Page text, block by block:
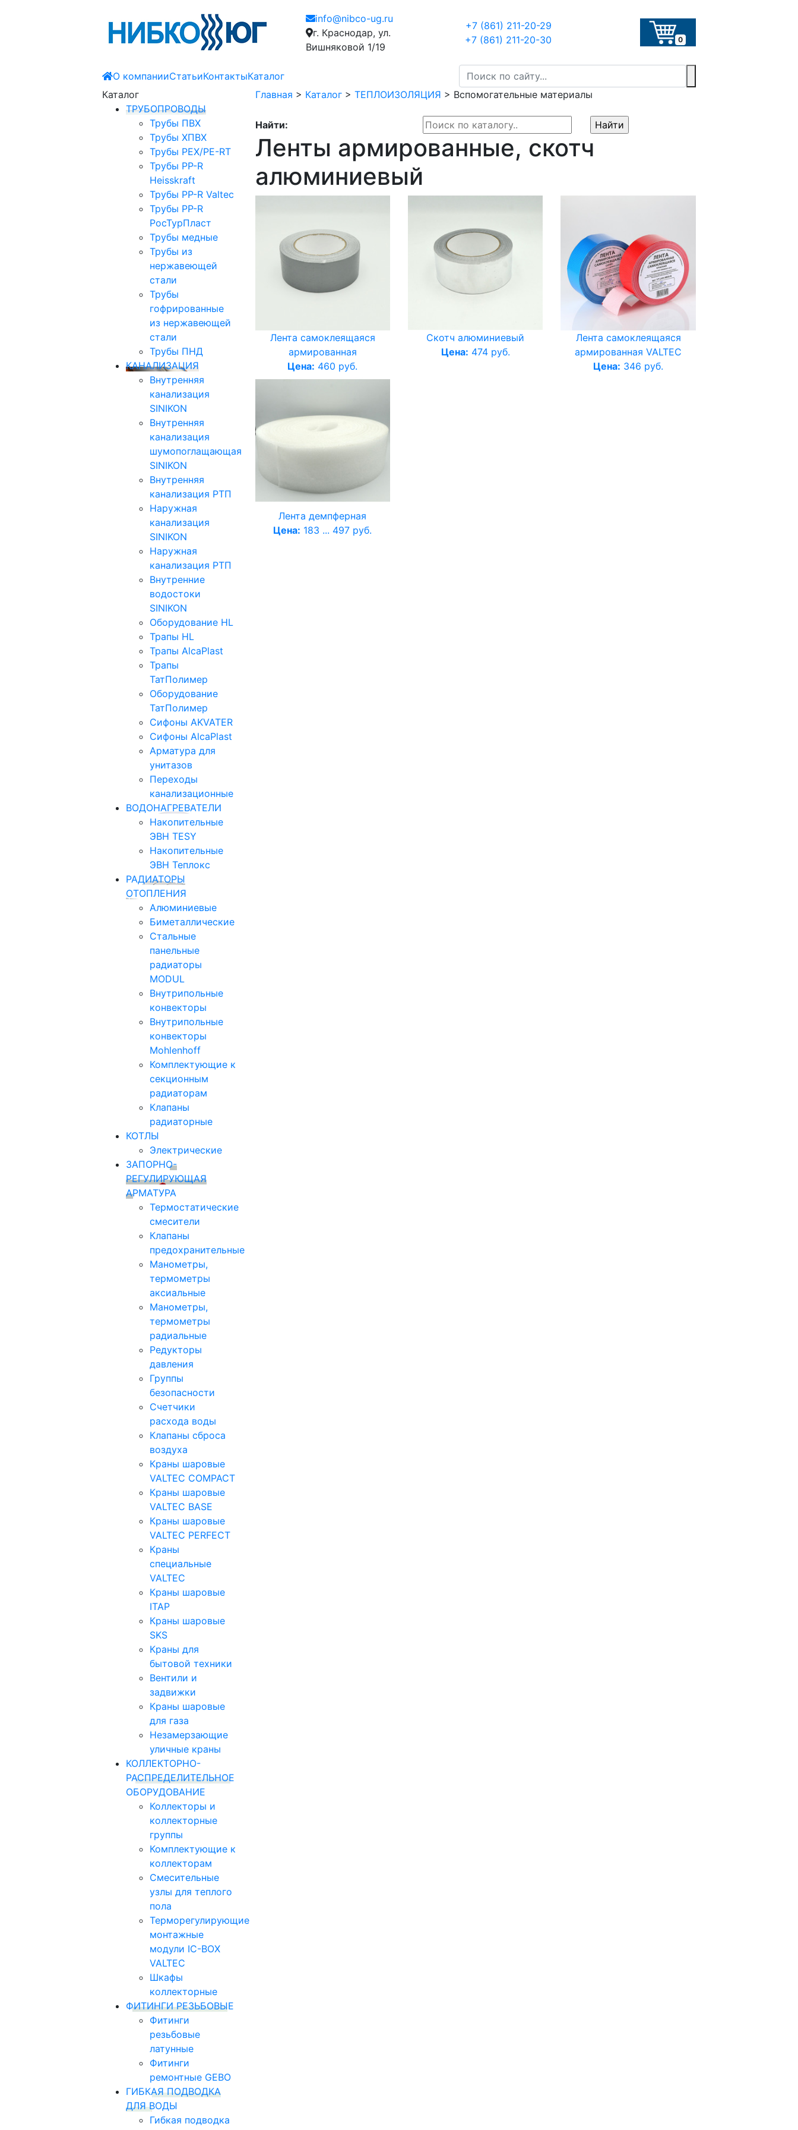
info@nibco-ug.ru
г. Краснодар, ул.
Вишняковой 1/19
+7 (861) 211-20-29
+7 (861) 211-20-30
0
О компанииСтатьиКонтактыКаталог
Каталог
ТРУБОПРОВОДЫ
Трубы ПВХ
Трубы ХПВХ
Трубы PEX/PE-RT
Трубы PP-R
Heisskraft
Трубы PP-R Valtec
Трубы PP-R
РосТурПласт
Трубы медные
Трубы из
нержавеющей
стали
Трубы
гофрированные
из нержавеющей
стали
Трубы ПНД
КАНАЛИЗАЦИЯ
Внутренняя
канализация
SINIKON
Внутренняя
канализация
шумопоглащающая
SINIKON
Внутренняя
канализация РТП
Наружная
канализация
SINIKON
Наружная
канализация РТП
Внутренние
водостоки
SINIKON
Оборудование HL
Трапы HL
Трапы AlcaPlast
Трапы
ТатПолимер
Оборудование
ТатПолимер
Сифоны AKVATER
Сифоны AlcaPlast
Арматура для
унитазов
Переходы
канализационные
ВОДОНАГРЕВАТЕЛИ
Накопительные
ЭВН TESY
Накопительные
ЭВН Теплокс
РАДИАТОРЫ
ОТОПЛЕНИЯ
Алюминиевые
Биметаллические
Стальные
панельные
радиаторы
MODUL
Внутрипольные
конвекторы
Внутрипольные
конвекторы
Mohlenhoff
Комплектующие к
секционным
радиаторам
Клапаны
радиаторные
КОТЛЫ
Электрические
ЗАПОРНО-
РЕГУЛИРУЮЩАЯ
АРМАТУРА
Термостатические
смесители
Клапаны
предохранительные
Манометры,
термометры
аксиальные
Манометры,
термометры
радиальные
Редукторы
давления
Группы
безопасности
Счетчики
расхода воды
Клапаны сброса
воздуха
Краны шаровые
VALTEC COMPACT
Краны шаровые
VALTEC BASE
Краны шаровые
VALTEC PERFECT
Краны
специальные
VALTEC
Краны шаровые
ITAP
Краны шаровые
SKS
Краны для
бытовой техники
Вентили и
задвижки
Краны шаровые
для газа
Незамерзающие
уличные краны
КОЛЛЕКТОРНО-
РАСПРЕДЕЛИТЕЛЬНОЕ
ОБОРУДОВАНИЕ
Коллекторы и
коллекторные
группы
Комплектующие к
коллекторам
Смесительные
узлы для теплого
пола
Терморегулирующие
монтажные
модули IC-BOX
VALTEC
Шкафы
коллекторные
ФИТИНГИ РЕЗЬБОВЫЕ
Фитинги
резьбовые
латунные
Фитинги
ремонтные GEBO
ГИБКАЯ ПОДВОДКА
ДЛЯ ВОДЫ
Гибкая подводка
Главная > Каталог > ТЕПЛОИЗОЛЯЦИЯ > Вспомогательные материалы
Найти:
Ленты армированные, скотч
алюминиевый
Лента самоклеящаяся
армированная
Цена: 460 руб.
Скотч алюминиевый
Цена: 474 руб.
Лента самоклеящаяся
армированная VALTEC
Цена: 346 руб.
Лента демпферная
Цена: 183 ... 497 руб.